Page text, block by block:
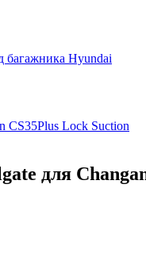
багажника Hyundai
для